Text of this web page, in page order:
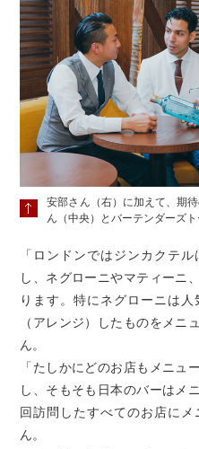
安部さん（右）に加えて、期
ん（中央）とバーテンダーズト
「ロンドンではジンカクテ
し、ネグローニやマティーニ
ります。特にネグローニは
（アレンジ）したものをメニ
ん。
「たしかにどのお店もメニュ
し、そもそも日本のバーはメ
回訪問したすべてのお店に
ん。